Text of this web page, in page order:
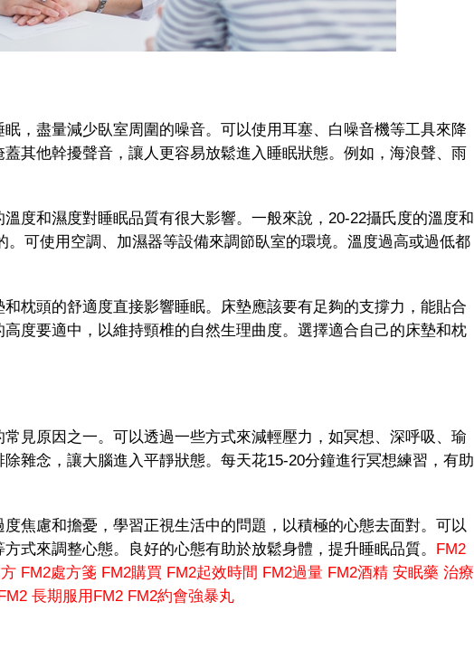
盡量減少臥室周圍的噪音。可以使用耳塞、白噪音機等工具來降
其他幹擾聲音，讓人更容易放鬆進入睡眠狀態。例如，海浪聲、雨
和濕度對睡眠品質有很大影響。一般來說，20-22攝氏度的溫度和
。可使用空調、加濕器等設備來調節臥室的環境。溫度過高或過低都
頭的舒適度直接影響睡眠。床墊應該要有足夠的支撐力，能貼合
度要適中，以維持頸椎的自然生理曲度。選擇適合自己的床墊和枕
原因之一。可以透過一些方式來減輕壓力，如冥想、深呼吸、瑜
雜念，讓大腦進入平靜狀態。每天花15-20分鐘進行冥想練習，有助
慮和擔憂，學習正視生活中的問題，以積極的心態去面對。可以
式來調整心態。良好的心態有助於放鬆身體，提升睡眠品質。 FM2
FM2處方箋 FM2購買 FM2起效時間 FM2過量 FM2酒精 安眠藥 治療
長期服用FM2 FM2約會強暴丸